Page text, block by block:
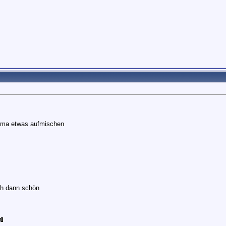
etwas aufmischen
dann schön